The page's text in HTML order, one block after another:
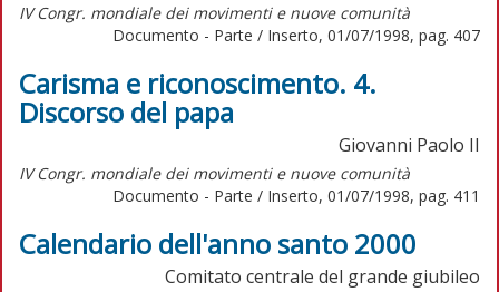
IV Congr. mondiale dei movimenti e nuove comunità
Documento - Parte / Inserto, 01/07/1998, pag. 407
Carisma e riconoscimento. 4.
Discorso del papa
Giovanni Paolo II
IV Congr. mondiale dei movimenti e nuove comunità
Documento - Parte / Inserto, 01/07/1998, pag. 411
Calendario dell'anno santo 2000
Comitato centrale del grande giubileo